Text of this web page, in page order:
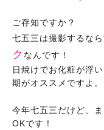
ご存知ですか？
七五三は撮影するな
ク なんです！
日焼けでお化粧が浮
期がオススメですよ。
今年七五三だけど、
OKです！